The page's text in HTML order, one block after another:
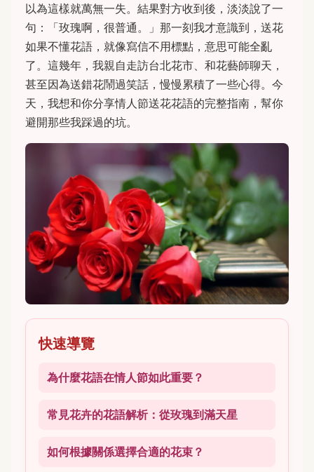
以為這樣就萬無一失。結果對方收到後，淡淡說了一
句：「玫瑰啊，很普通。」那一刻我才意識到，送花
如果不懂花語，就像寫信不用標點，意思可能全亂
了。這幾年，我親自走訪台北花市、和花藝師聊天，
甚至因為送錯花鬧過笑話，慢慢累積了一些心得。今
天，我想和你分享情人節送花花語的完整指南，幫你
避開那些我踩過的坑。
快速導覽
為什麼花語在情人節如此重要？
常見花卉的花語解析：從玫瑰到滿天星
如何根據關係選擇合適的花束？